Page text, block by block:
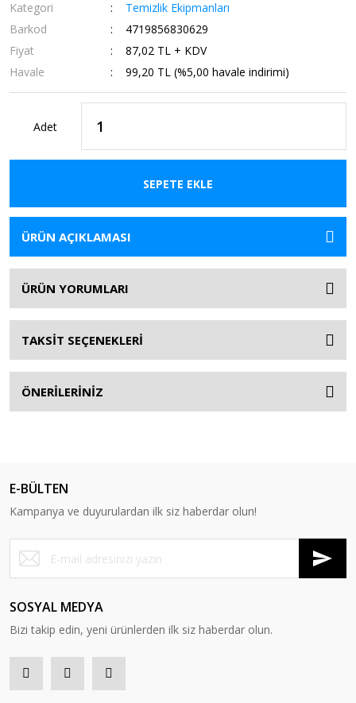
Kategori
Temizlik Ekipmanları
Barkod
4719856830629
Fiyat
87,02 TL + KDV
Havale
99,20 TL (%5,00 havale indirimi)
Adet
SEPETE EKLE
ÜRÜN AÇIKLAMASI
ÜRÜN YORUMLARI
TAKSİT SEÇENEKLERİ
ÖNERİLERİNİZ
E-BÜLTEN
Kampanya ve duyurulardan ilk siz haberdar olun!
SOSYAL MEDYA
Bizi takip edin, yeni ürünlerden ilk siz haberdar olun.